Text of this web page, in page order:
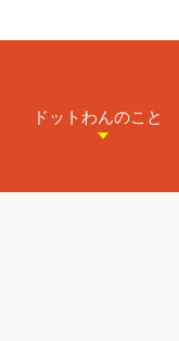
ドットわんのこと